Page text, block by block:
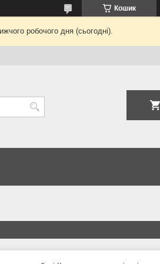
Кошик
робочого дня (сьогодні).